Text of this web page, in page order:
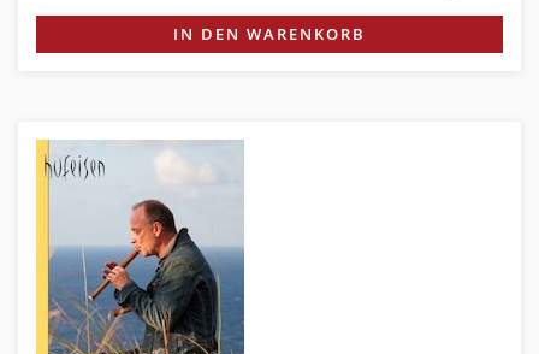
IN DEN WARENKORB